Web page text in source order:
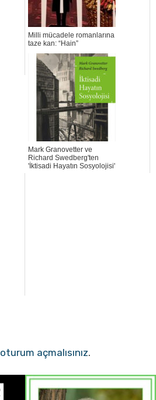
Milli mücadele romanlarına
taze kan: “Hain”
Mark Granovetter ve
Richard Swedberg'ten
'İktisadi Hayatın Sosyolojisi'
oturum açmalısınız.